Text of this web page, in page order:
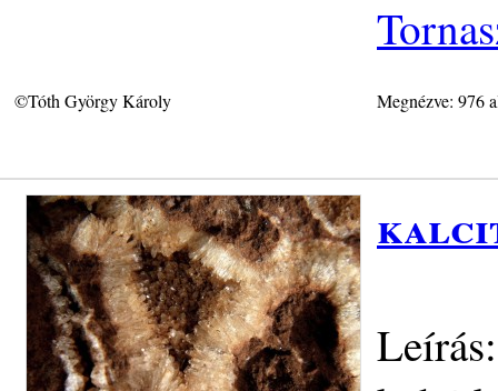
©Tóth György Károly Megnézve: 976